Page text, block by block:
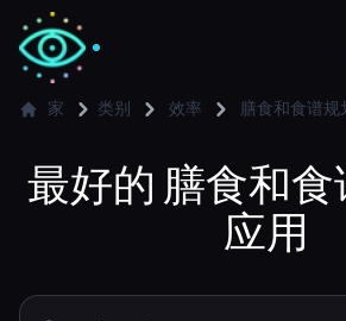
✍️写作者 🎨设
📈
家 类别 效率 膳食和食谱规
最好的 膳食和
应用